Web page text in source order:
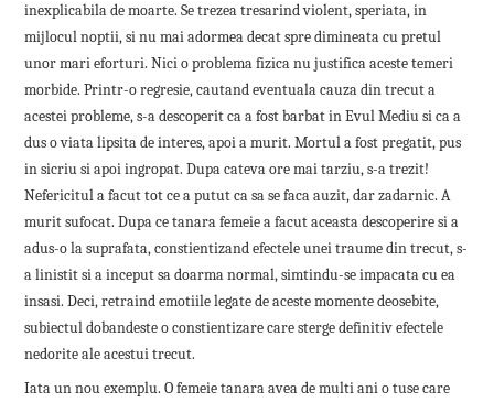
inexplicabila de moarte. Se trezea tresarind violent, speriata, in
mijlocul noptii, si nu mai adormea decat spre dimineata cu pretul
unor mari eforturi. Nici o problema fizica nu justifica aceste temeri
morbide. Printr-o regresie, cautand eventuala cauza din trecut a
acestei probleme, s-a descoperit ca a fost barbat in Evul Mediu si ca a
dus o viata lipsita de interes, apoi a murit. Mortul a fost pregatit, pus
in sicriu si apoi ingropat. Dupa cateva ore mai tarziu, s-a trezit!
Nefericitul a facut tot ce a putut ca sa se faca auzit, dar zadarnic. A
murit sufocat. Dupa ce tanara femeie a facut aceasta descoperire si a
adus-o la suprafata, constientizand efectele unei traume din trecut, s-
a linistit si a inceput sa doarma normal, simtindu-se impacata cu ea
insasi. Deci, retraind emotiile legate de aceste momente deosebite,
subiectul dobandeste o constientizare care sterge definitiv efectele
nedorite ale acestui trecut.
Iata un nou exemplu. O femeie tanara avea de multi ani o tuse care